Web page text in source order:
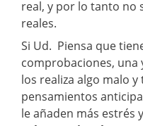
real, y por lo tanto no
reales.
Si Ud. Piensa que
comprobaciones, una
los realiza algo malo
pensamientos
le añaden más estrés